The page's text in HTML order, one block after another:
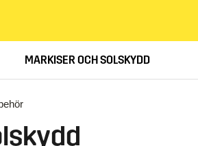
MARKISER OCH SOLSKYDD